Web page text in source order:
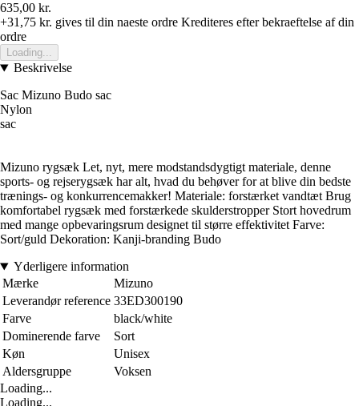
635,00 kr.
+31,75 kr. gives til din naeste ordre Krediteres efter bekraeftelse af din
ordre
Loading...
Beskrivelse
Sac Mizuno Budo sac
Nylon
sac
Mizuno rygsæk Let, nyt, mere modstandsdygtigt materiale, denne
sports- og rejserygsæk har alt, hvad du behøver for at blive din bedste
trænings- og konkurrencemakker! Materiale: forstærket vandtæt Brug
komfortabel rygsæk med forstærkede skulderstropper Stort hovedrum
med mange opbevaringsrum designet til større effektivitet Farve:
Sort/guld Dekoration: Kanji-branding Budo
Yderligere information
Mærke
Mizuno
Leverandør reference 33ED300190
Farve
black/white
Dominerende farve
Sort
Køn
Unisex
Aldersgruppe
Voksen
Loading...
Loading...